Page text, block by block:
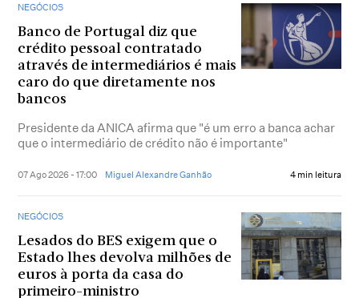
NEGÓCIOS
Banco de Portugal diz que
crédito pessoal contratado
através de intermediários é mais
caro do que diretamente nos
bancos
Presidente da ANICA afirma que "é um erro a banca achar
que o intermediário de crédito não é importante"
07 Ago 2026 - 17:00 Miguel Alexandre Ganhão 4 min leitura
NEGÓCIOS
Lesados do BES exigem que o
Estado lhes devolva milhões de
euros à porta da casa do
primeiro-ministro